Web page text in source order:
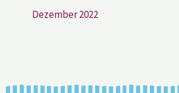
Dezember 2022